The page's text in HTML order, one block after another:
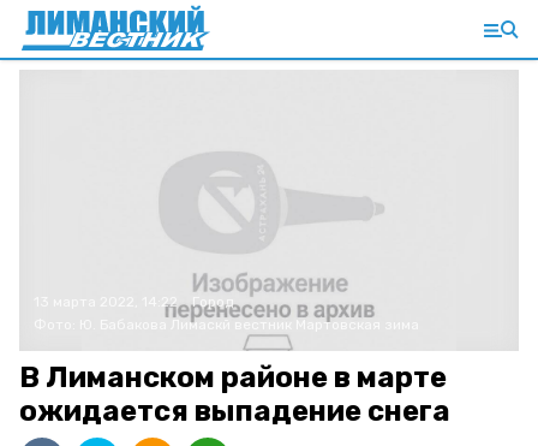
13 марта 2022, 14:22
Город
Лимаскй вестник Мартовская зима
В Лиманском районе в марте
ожидается выпадение снега